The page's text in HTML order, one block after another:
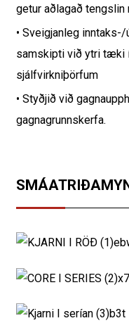
getur aðlagað tengslin
• Sveigjanleg
samskipti við ytri tæki
sjálfvirkniþörfum
• Styðjið við
gagnagrunnskerfa.